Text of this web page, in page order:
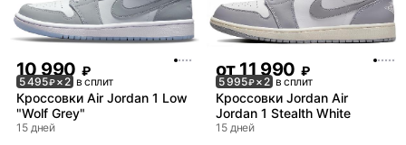
10 990 ₽
5 495₽× 2 в сплит
Кроссовки Air Jordan 1 Low
"Wolf Grey"
15 дней
от11 990 ₽
5 995₽× 2 в сплит
Кроссовки Jordan Air
Jordan 1 Stealth White
15 дней